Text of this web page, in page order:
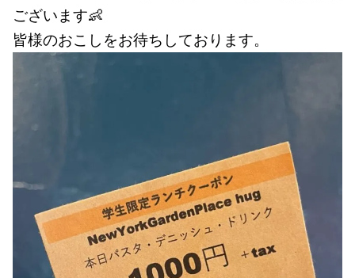
ございます👶
皆様のおこしをお待ちしております。